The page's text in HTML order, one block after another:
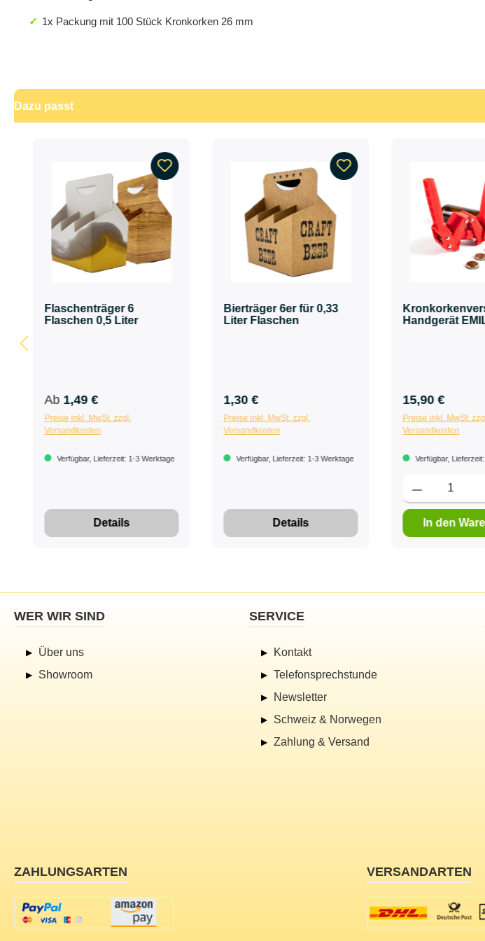
1x Packung mit 100 Stück Kronkorken 26 mm
Dazu passt
Flaschenträger 6
Flaschen 0,5 Liter
Ab 1,49 €
Preise inkl. MwSt. zzgl.
Versandkosten
Verfügbar, Lieferzeit: 1-3 Werktage
Details
Bierträger 6er für 0,33
Liter Flaschen
1,30 €
Preise inkl. MwSt. zzgl.
Versandkosten
Verfügbar, Lieferzeit: 1-3 Werktage
Details
Handgerät
15,90 €
Preise inkl. MwSt.
Versandkosten
Verfügbar,
In den
WER WIR SIND
Über uns
Showroom
SERVICE
Kontakt
Telefonsprechstunde
Newsletter
Schweiz & Norwegen
Zahlung & Versand
ZAHLUNGSARTEN VERSANDARTEN